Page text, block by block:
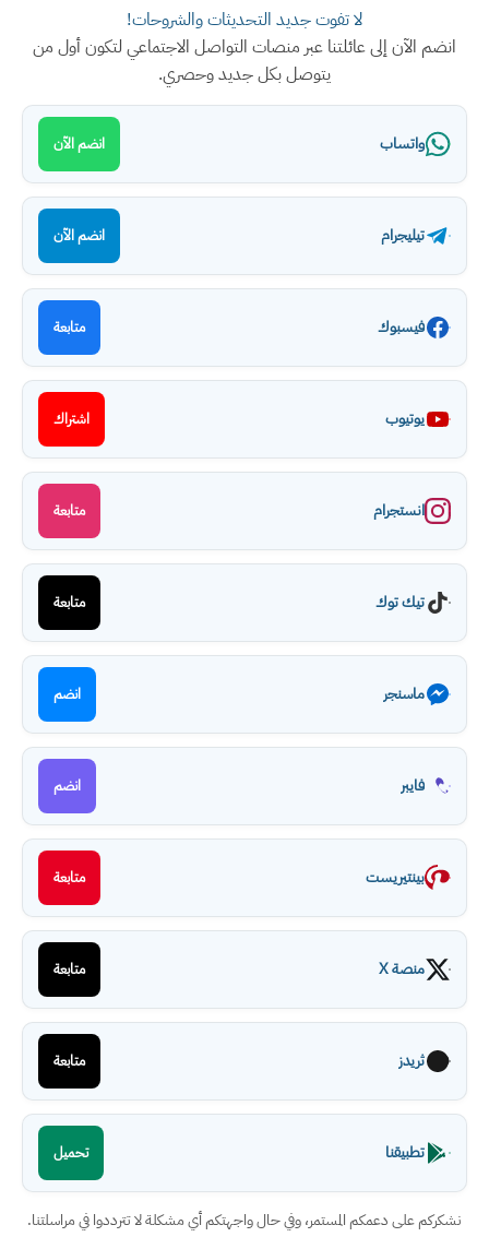
لا تفوت جديد التحديثات والشروحات!
انضم الآن إلى عائلتنا عبر منصات التواصل الاجتماعي لتكون أول من
يتوصل بكل جديد وحصري.
واتساب انضم الآن
تيليجرام انضم الآن
فيسبوك متابعة
يوتيوب اشتراك
انستجرام متابعة
تيك توك متابعة
ماسنجر انضم
فايبر انضم
بينتيريست متابعة
منصة X متابعة
ثريدز متابعة
تطبيقنا تحميل
نشكركم على دعمكم المستمر، وفي حال واجهتكم أي مشكلة لا تترددوا في مراسلتنا.